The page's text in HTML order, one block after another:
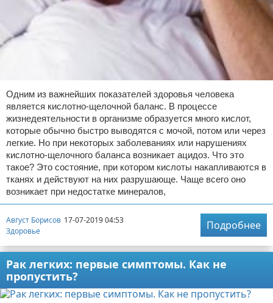
Одним из важнейших показателей здоровья человека
является кислотно-щелочной баланс. В процессе
жизнедеятельности в организме образуется много кислот,
которые обычно быстро выводятся с мочой, потом или через
легкие. Но при некоторых заболеваниях или нарушениях
кислотно-щелочного баланса возникает ацидоз. Что это
такое? Это состояние, при котором кислоты накапливаются в
тканях и действуют на них разрушающе. Чаще всего оно
возникает при недостатке минералов,
Август Борисов 17-07-2019 04:53
Здоровье
Подробнее
Рак легких: первые симптомы. Как не
пропустить?